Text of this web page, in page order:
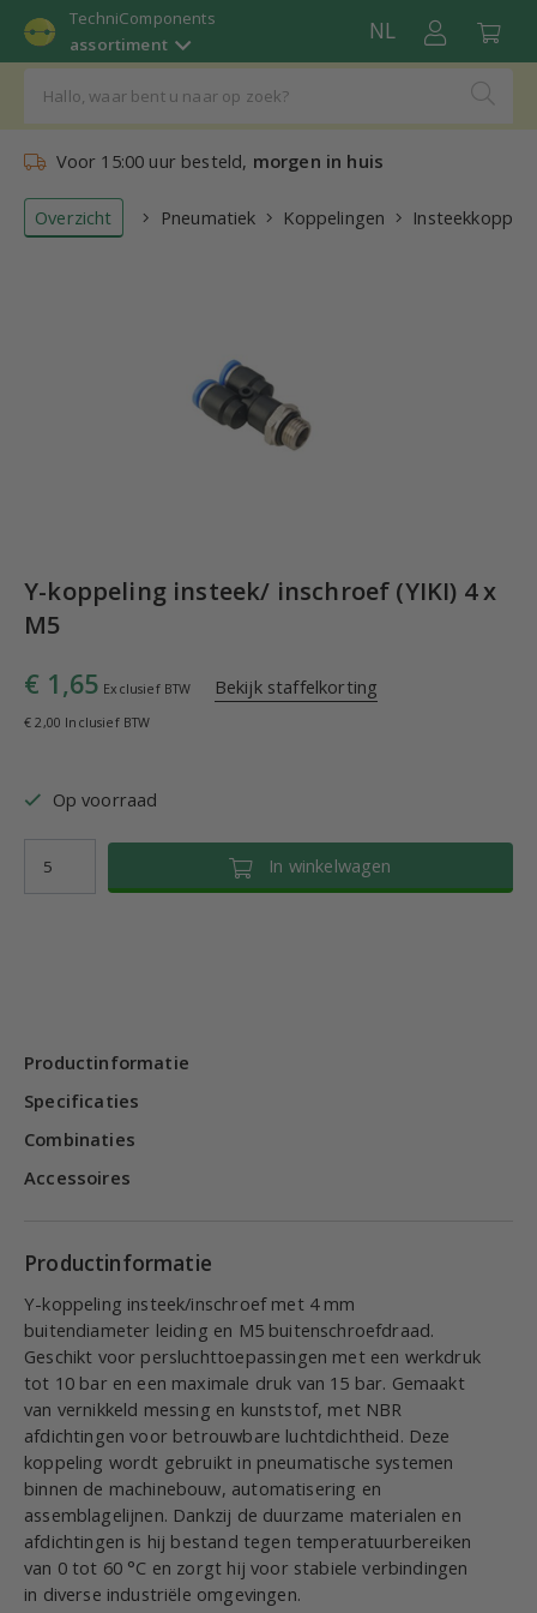
TechniComponents
assortiment
NL
Voor 15:00 uur besteld, morgen in huis
Overzicht Pneumatiek Koppelingen
Y-koppeling insteek/ inschroef (YIKI) 4 x
M5
€ 1,65 Exclusief BTW Bekijk staffelkorting
€ 2,00 Inclusief BTW
Op voorraad
In winkelwagen
Productinformatie
Specificaties
Combinaties
Accessoires
Productinformatie
Y-koppeling insteek/inschroef met 4 mm
buitendiameter leiding en M5 buitenschroefdraad.
Geschikt voor persluchttoepassingen met een werkdruk
tot 10 bar en een maximale druk van 15 bar. Gemaakt
van vernikkeld messing en kunststof, met NBR
afdichtingen voor betrouwbare luchtdichtheid. Deze
koppeling wordt gebruikt in pneumatische systemen
binnen de machinebouw, automatisering en
assemblagelijnen. Dankzij de duurzame materialen en
afdichtingen is hij bestand tegen temperatuurbereiken
van 0 tot 60 °C en zorgt hij voor stabiele verbindingen
in diverse industriële omgevingen.